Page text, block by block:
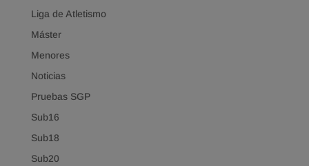
Liga de Atletismo
Máster
Menores
Noticias
Pruebas SGP
Sub16
Sub18
Sub20